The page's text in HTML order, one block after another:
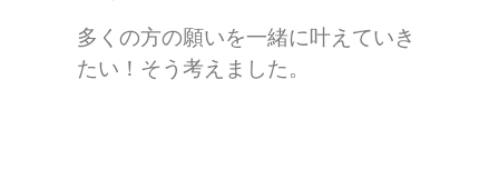
多くの方の願いを一緒に叶えていき
たい！そう考えました。